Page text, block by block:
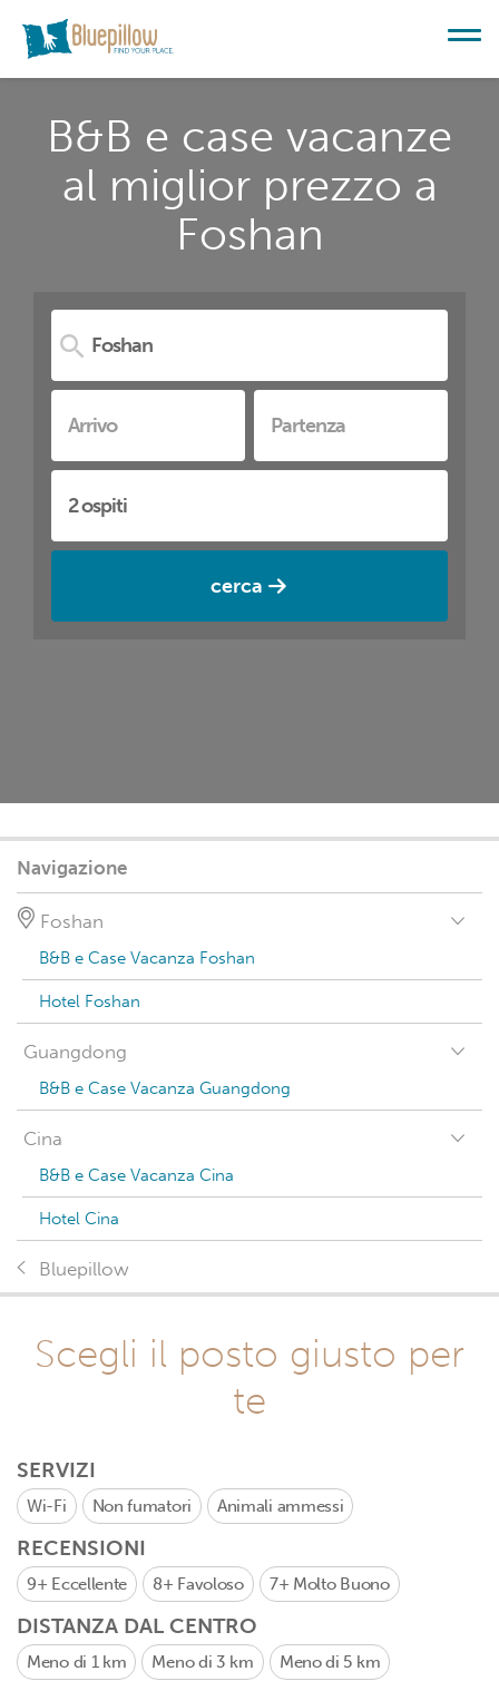
B&B e case vacanze
al miglior prezzo a
Foshan
cerca
Navigazione
Foshan
B&B e Case Vacanza Foshan
Hotel Foshan
Guangdong
B&B e Case Vacanza Guangdong
Cina
B&B e Case Vacanza Cina
Hotel Cina
Bluepillow
Scegli il posto giusto per
te
SERVIZI
Wi-Fi Non fumatori Animali ammessi
RECENSIONI
9+ Eccellente 8+ Favoloso 7+ Molto Buono
DISTANZA DAL CENTRO
Meno di 1 km Meno di 3 km Meno di 5 km